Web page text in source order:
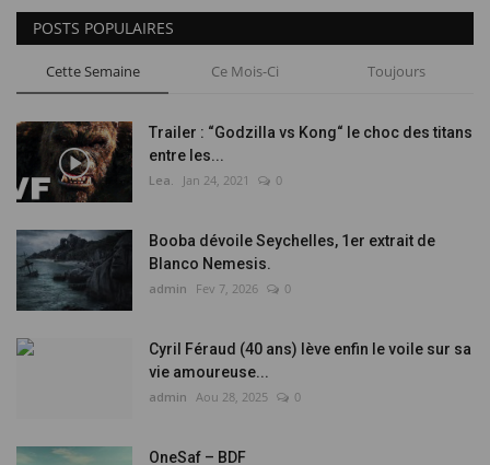
POSTS POPULAIRES
Cette Semaine Ce Mois-Ci Toujours
Trailer : “Godzilla vs Kong“ le choc des titans
entre les...
Lea. Jan 24, 2021 0
Booba dévoile Seychelles, 1er extrait de
Blanco Nemesis.
admin Fev 7, 2026 0
Cyril Féraud (40 ans) lève enfin le voile sur sa
vie amoureuse...
admin Aou 28, 2025 0
OneSaf – BDF